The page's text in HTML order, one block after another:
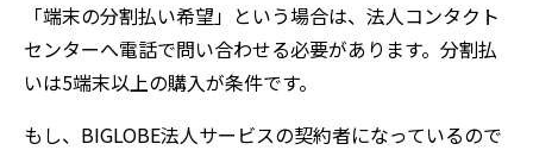
「端末の分割払い希望」という場合は、法人コンタクト
センターへ電話で問い合わせる必要があります。分割払
いは5端末以上の購入が条件です。
もし、BIGLOBE法人サービスの契約者になっているので